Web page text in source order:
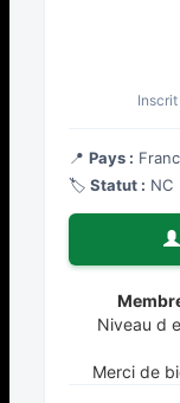
📍 Pays :
🏷️ Statut : NC
Niveau d
Merci de